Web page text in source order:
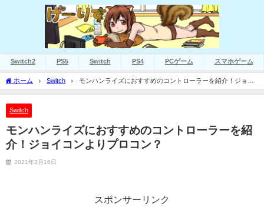
Switch2 PS5 Switch PS4 PCゲーム スマホゲーム
ホーム Switch
モンハンライズにおすすめのコントローラーを紹介！ジョイ
コンよりプロコン？
Switch
モンハンライズにおすすめのコントローラーを紹
介！ジョイコンよりプロコン？
2021年3月16日
スポンサーリンク